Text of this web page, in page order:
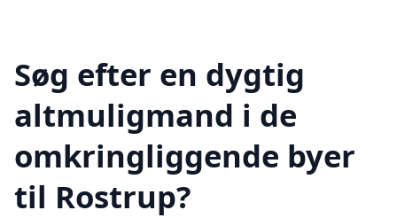
Søg efter en dygtig
altmuligmand i de
omkringliggende byer
til Rostrup?